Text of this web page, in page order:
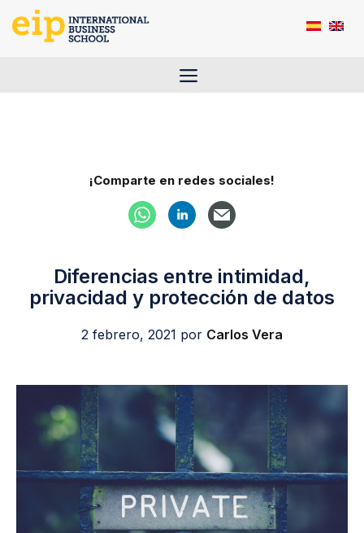
Saltar
Menú
¡Comparte en redes sociales!
Diferencias entre intimidad,
privacidad y protección de datos
2 febrero, 2021 por Carlos Vera